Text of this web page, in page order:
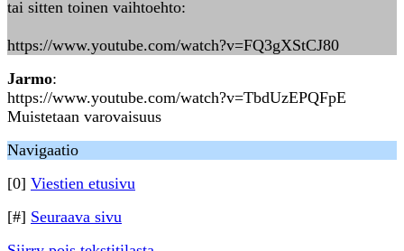
tai sitten toinen vaihtoehto:
https://www.youtube.com/watch?v=FQ3gXStCJ80
Jarmo:
https://www.youtube.com/watch?v=TbdUzEPQFpE
Muistetaan varovaisuus
Navigaatio
[0] Viestien etusivu
[#] Seuraava sivu